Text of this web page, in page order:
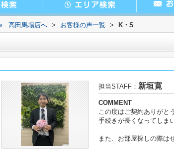
高田馬場店へ > お客様の声一覧 > K・S
担当STAFF： 新垣寛
COMMENT
この度はご契約ありがと
手続きが長くなってしま
また、お部屋探しの際は